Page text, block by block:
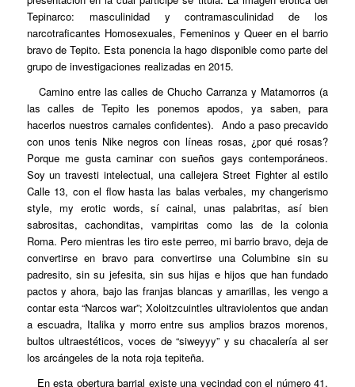
Tepinarco: masculinidad y contramasculinidad de los
narcotraficantes Homosexuales, Femeninos y Queer en el barrio
bravo de Tepito. Esta ponencia la hago disponible como parte del
grupo de investigaciones realizadas en 2015.
Camino entre las calles de Chucho Carranza y Matamorros (a
las calles de Tepito les ponemos apodos, ya saben, para
hacerlos nuestros carnales confidentes). Ando a paso precavido
con unos tenis Nike negros con líneas rosas, ¿por qué rosas?
Porque me gusta caminar con sueños gays contemporáneos.
Soy un travesti intelectual, una callejera Street Fighter al estilo
Calle 13, con el flow hasta las balas verbales, my changerismo
style, my erotic words, sí cainal, unas palabritas, así bien
sabrositas, cachonditas, vampiritas como las de la colonia
Roma. Pero mientras les tiro este perreo, mi barrio bravo, deja de
convertirse en bravo para convertirse una Columbine sin su
padresito, sin su jefesita, sin sus hijas e hijos que han fundado
pactos y ahora, bajo las franjas blancas y amarillas, les vengo a
contar esta “Narcos war”; Xoloitzcuintles ultraviolentos que andan
a escuadra, Italika y morro entre sus amplios brazos morenos,
bultos ultraestéticos, voces de “siweyyy” y su chacalería al ser
los arcángeles de la nota roja tepiteña.
En esta obertura barrial existe una vecindad con el número 41,